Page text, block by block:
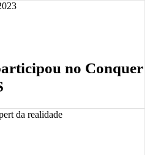
no Conquer